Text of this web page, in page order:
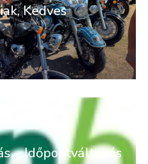
Kedves
– Időpontváltozás